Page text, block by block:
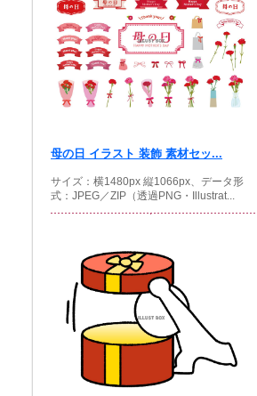
母の日 イラスト 装飾 素材セッ...
サイズ：横1480px 縦1066px、データ形
式：JPEG／ZIP（透過PNG・Illustrat...